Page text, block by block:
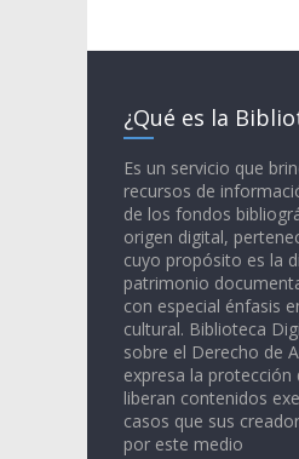
¿Qué es la
Es un servicio que
recursos de
de los fondos
origen digital,
cuyo propósito es la
patrimonio
con especial énfasis
cultural. Biblioteca
sobre el Derecho de
expresa la
liberan contenidos
casos que sus
por este medio